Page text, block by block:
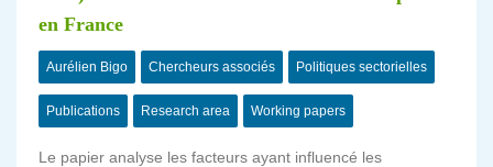
en France
Aurélien Bigo Chercheurs associés Politiques sectorielles
Publications Research area Working papers
Le papier analyse les facteurs ayant influencé les